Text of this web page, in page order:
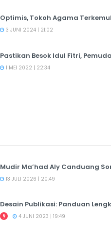
Optimis, Tokoh Agama
3 JUNI 2024 | 21:02
Pastikan Besok Idul Fitri,
1 MEI 2022 | 22:34
Mudir Ma’had Aly Canduang
13 JULI 2026 | 20:49
Desain Publikasi: Panduan
4 JUNI 2023 | 19:49